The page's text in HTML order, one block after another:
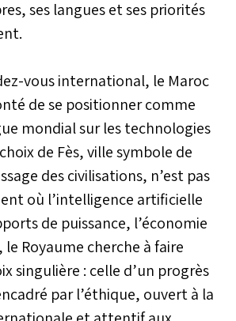
ses langues et ses priorités
vous international, le Maroc
de se positionner comme
mondial sur les technologies
de Fès, ville symbole de
des civilisations, n’est pas
où l’intelligence artificielle
de puissance, l’économie
Royaume cherche à faire
singulière : celle d’un progrès
par l’éthique, ouvert à la